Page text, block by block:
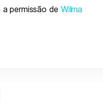
permissão de Wilma